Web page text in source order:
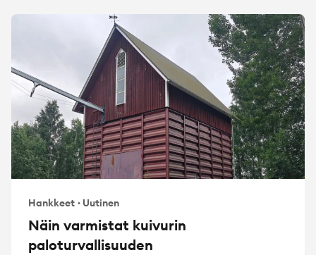
Hankkeet · Uutinen
Näin varmistat kuivurin
paloturvallisuuden